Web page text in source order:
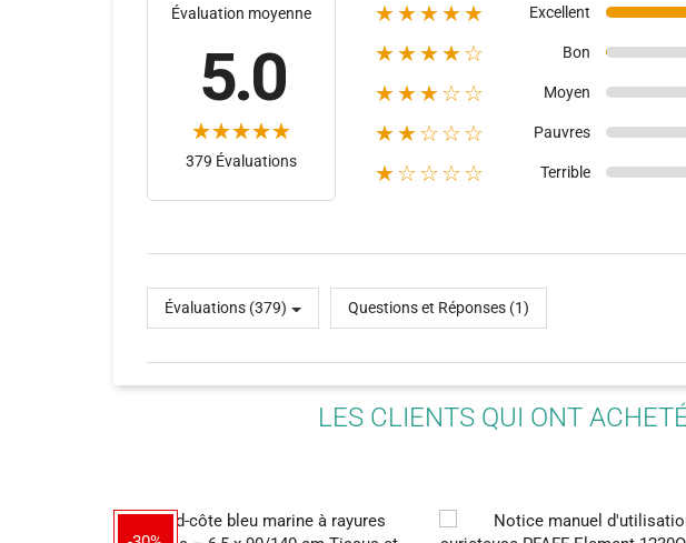
(88)
Évaluation moyenne
5.0
379 Évaluations
★★★★★ Excellent
★★★★☆ Bon
★★★☆☆ Moyen
★★☆☆☆ Pauvres
★☆☆☆☆ Terrible
Évaluations (379) Questions et Réponses (1)
LES CLIENTS QUI ONT